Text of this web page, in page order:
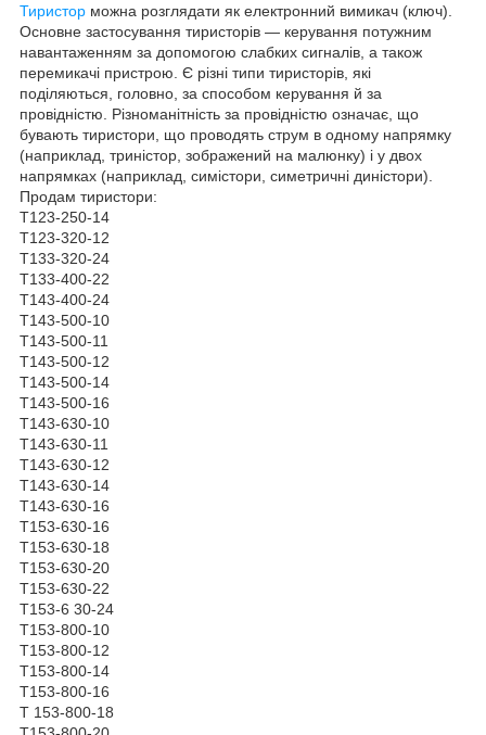
Тиристор можна розглядати як електронний вимикач (ключ).
Основне застосування тиристорів — керування потужним
навантаженням за допомогою слабких сигналів, а також
перемикачі пристрою. Є різні типи тиристорів, які
поділяються, головно, за способом керування й за
провідністю. Різноманітність за провідністю означає, що
бувають тиристори, що проводять струм в одному напрямку
(наприклад, триністор, зображений на малюнку) і у двох
напрямках (наприклад, симістори, симетричні диністори).
Продам тиристори:
Т123-250-14
Т123-320-12
Т133-320-24
Т133-400-22
Т143-400-24
Т143-500-10
Т143-500-11
Т143-500-12
Т143-500-14
Т143-500-16
Т143-630-10
Т143-630-11
Т143-630-12
Т143-630-14
Т143-630-16
Т153-630-16
Т153-630-18
Т153-630-20
Т153-630-22
Т153-6 30-24
Т153-800-10
Т153-800-12
Т153-800-14
Т153-800-16
Т 153-800-18